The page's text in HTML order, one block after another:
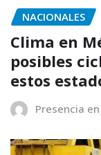
NACIONALES
Clima en
posibles
estos
Presencia